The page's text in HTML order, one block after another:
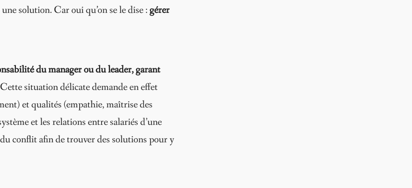
solution. Car oui qu’on se le dise :gérer
du manager ou du leader, garant
Cette situation délicate demande en effet
et qualités (empathie, maîtrise des
et les relations entre salariés d’une
conflit afin de trouver des solutions pour y